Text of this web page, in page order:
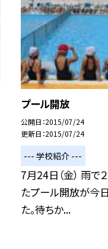
プール開放
公開日 2015/07/24
更新日 2015/07/24
--- 学校紹介 ---
7月24日（金） 雨で
たプール開放が今
た。待ちか...